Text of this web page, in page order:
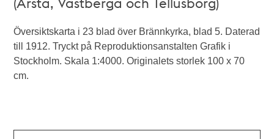
Översiktskarta i 23 blad över Brännkyrka, blad 5. Daterad
till 1912. Tryckt på Reproduktionsanstalten Grafik i
Stockholm. Skala 1:4000. Originalets storlek 100 x 70
cm.